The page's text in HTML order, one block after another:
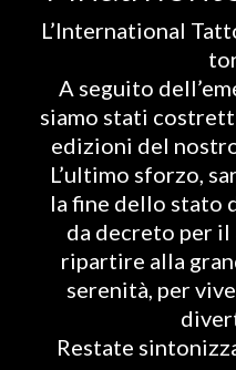
L’International
A seguito
siamo stati
edizioni del
L’ultimo sforzo,
la fine dello stato
da decreto per
ripartire alla
serenità, per
Restate